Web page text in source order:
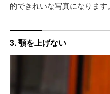
的できれいな写真になります。
3. 顎を上げない